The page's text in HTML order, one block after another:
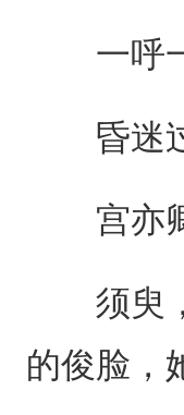
一呼一
昏迷过
宫亦卿
须臾，
的俊脸，